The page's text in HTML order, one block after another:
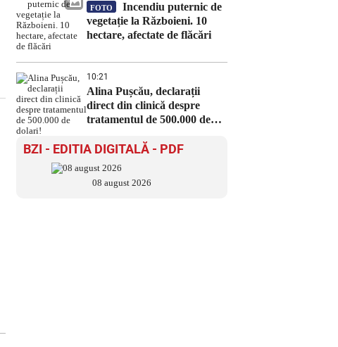
FOTO
Incendiu puternic de
vegetație la Războieni. 10
hectare, afectate de flăcări
10:21
Alina Pușcău, declarații
direct din clinică despre
tratamentul de 500.000 de
BZI - EDITIA DIGITALĂ - PDF
08 august 2026